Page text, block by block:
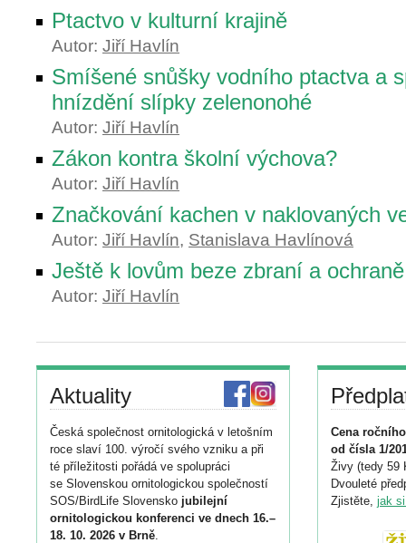
Ptactvo v kulturní krajině
Autor: Jiří Havlín
Smíšené snůšky vodního ptactva a
hnízdění slípky zelenonohé
Autor: Jiří Havlín
Zákon kontra školní výchova?
Autor: Jiří Havlín
Značkování kachen v naklovaných
Autor: Jiří Havlín, Stanislava Havlínová
Ještě k lovům beze zbraní a
Autor: Jiří Havlín
Aktuality
Česká společnost ornitologická v letošním
roce slaví 100. výročí svého vzniku a při
té příležitosti pořádá ve spolupráci
se Slovenskou ornitologickou společností
SOS/BirdLife Slovensko jubilejní
ornitologickou konferenci ve dnech 16.–
18. 10. 2026 v Brně.
Cena
od čísla 1/
Živy (tedy 59
Dvouleté
Zjistěte, jak